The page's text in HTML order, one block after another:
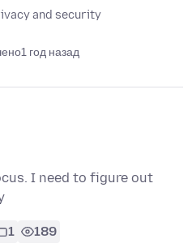
and security
1 год назад
I need to figure out
1 189